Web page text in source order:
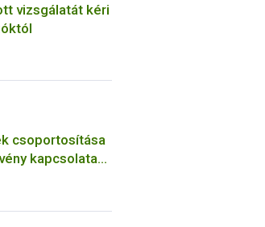
vizsgálatát kéri
csoportosítása
kapcsolata